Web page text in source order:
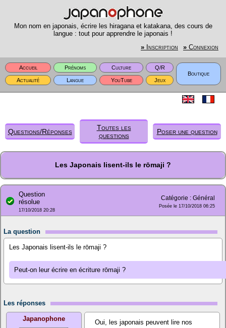
Mon nom en japonais, écrire les hiragana et katakana, des cours de
langue : tout pour apprendre le japonais !
» Inscription » Connexion
Accueil Prénoms Culture
Q/R
Boutique
Actualité
Langue YouTube Jeux
Questions/Réponses
Toutes les
questions
Poser une question
Les Japonais lisent-ils le rōmaji ?
Question
résolue
17/10/2018 20:28
Catégorie : Général
Posée le 17/10/2018 06:25
La question
Les Japonais lisent-ils le rōmaji ?
Peut-on leur écrire en écriture rōmaji ?
Les réponses
Japanophone
Oui, les japonais peuvent lire nos